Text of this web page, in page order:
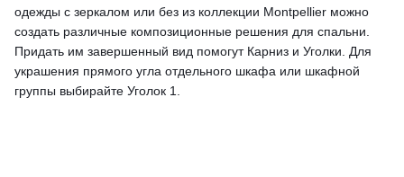
одежды с зеркалом или без из коллекции Montpellier можно
создать различные композиционные решения для спальни.
Придать им завершенный вид помогут Карниз и Уголки. Для
украшения прямого угла отдельного шкафа или шкафной
группы выбирайте Уголок 1.